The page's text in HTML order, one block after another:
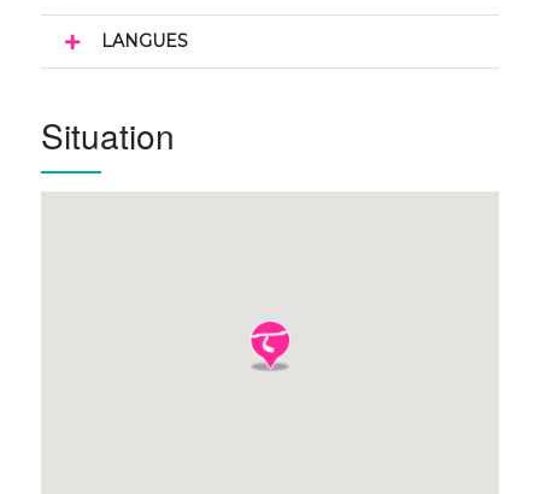
LANGUES
Situation